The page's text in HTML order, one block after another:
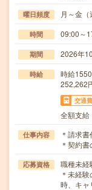
曜日頻度 月～金
時間 09:00～
期間 2026年
時給
時給
252,262
交通費
全額支給
仕事内容
＊請求
＊契約
応募資格
職種未経
＊未経
時、キ